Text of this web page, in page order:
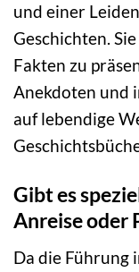
und einer
Geschichten.
Fakten zu
Anekdoten und
auf lebendige
Gibt es
Anreise oder
Da die Führung